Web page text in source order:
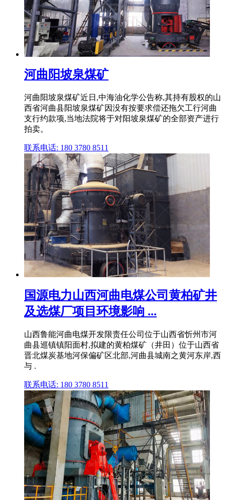
河曲阳坡泉煤矿
河曲阳坡泉煤矿近日,中海油化学公告称,其持有股权的山
西省河曲县阳坡泉煤矿因没有按要求偿还拖欠工行河曲
支行约款项,当地法院将于对阳坡泉煤矿的全部资产进行
拍卖。
联系电话: 180 3780 8511
国源电力山西河曲电煤公司黄柏矿井
及选煤厂项目环境影响 ...
山西鲁能河曲电煤开发限责任公司位于山西省忻州市河
曲县巡镇镇阳面村,拟建的黄柏煤矿（井田）位于山西省
晋北煤炭基地河保偏矿区北部,河曲县城南之黄河东岸,西
与 .
联系电话: 180 3780 8511